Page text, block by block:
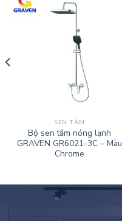
SEN TẮM
Bộ sen tắm nóng lạnh
GRAVEN GR6021-3C – Màu
Chrome